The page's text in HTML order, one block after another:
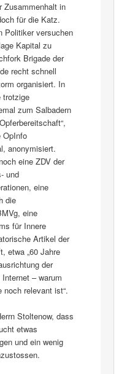
Zusammenhalt in
für die Katz.
Politiker versuchen
Kapital zu
Brigade der
recht schnell
organisiert. In
trotzige
zum Salbadern
OpInfo
anonymisiert.
eine ZDV der
und
eine
die
eine
für Innere
Artikel der
etwa „60 Jahre
der
– warum
noch relevant ist“.
Stoltenow, dass
etwas
und ein wenig